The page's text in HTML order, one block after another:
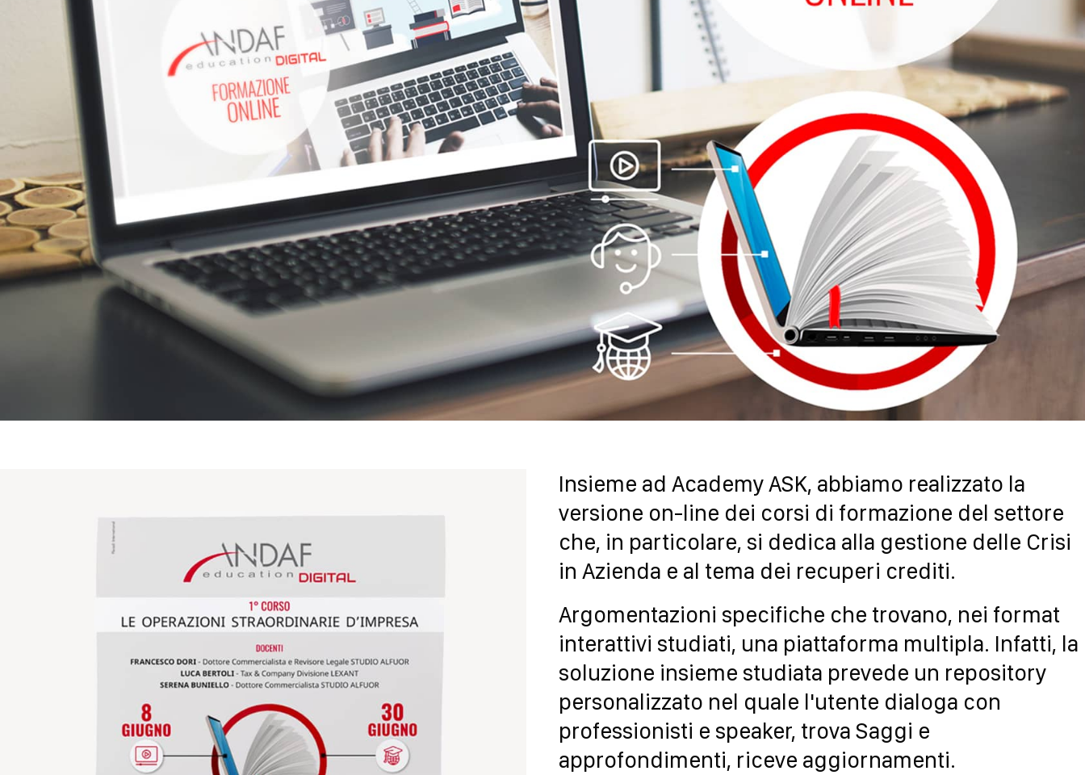
Insieme ad Academy ASK, abbiamo realizzato la
versione on-line dei corsi di formazione del settore
che, in particolare, si dedica alla gestione delle Crisi
in Azienda e al tema dei recuperi crediti.
Argomentazioni specifiche che trovano, nei format
interattivi studiati, una piattaforma multipla. Infatti, la
soluzione insieme studiata prevede un repository
personalizzato nel quale l'utente dialoga con
professionisti e speaker, trova Saggi e
approfondimenti, riceve aggiornamenti.